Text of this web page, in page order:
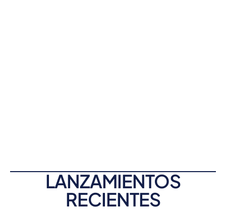
LANZAMIENTOS
RECIENTES